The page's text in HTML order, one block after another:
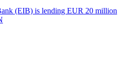
(EIB) is lending EUR 20 million